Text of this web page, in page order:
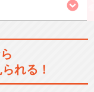
れる！